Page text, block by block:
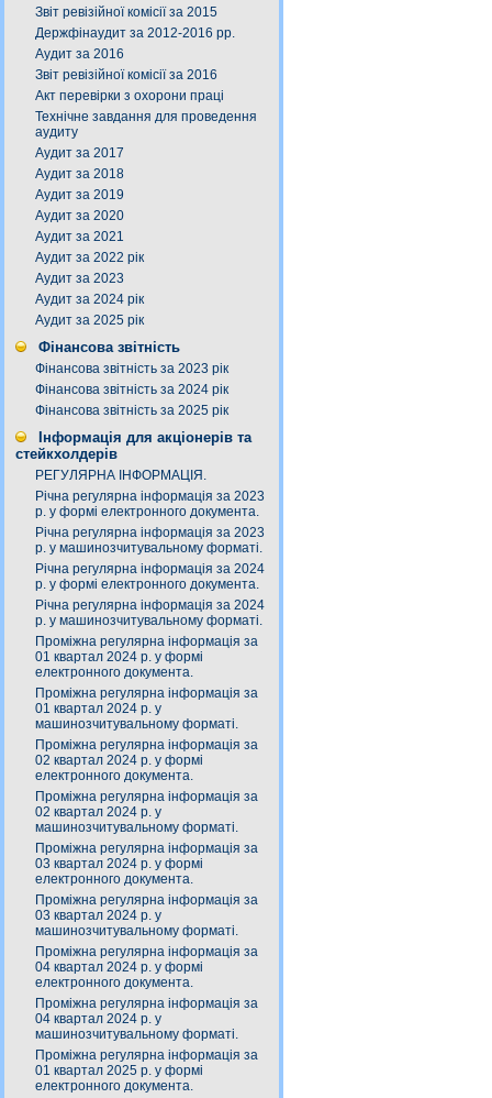
Звіт ревізійної комісії за 2015
Держфінаудит за 2012-2016 рр.
Аудит за 2016
Звіт ревізійної комісії за 2016
Акт перевірки з охорони праці
Технічне завдання для проведення
аудиту
Аудит за 2017
Аудит за 2018
Аудит за 2019
Аудит за 2020
Аудит за 2021
Аудит за 2022 рік
Аудит за 2023
Аудит за 2024 рік
Аудит за 2025 рік
Фінансова звітність
Фінансова звітність за 2023 рік
Фінансова звітність за 2024 рік
Фінансова звітність за 2025 рік
Інформація для акціонерів та
стейкхолдерів
РЕГУЛЯРНА ІНФОРМАЦІЯ.
Річна регулярна інформація за 2023
р. у формі електронного документа.
Річна регулярна інформація за 2023
р. у машинозчитувальному форматі.
Річна регулярна інформація за 2024
р. у формі електронного документа.
Річна регулярна інформація за 2024
р. у машинозчитувальному форматі.
Проміжна регулярна інформація за
01 квартал 2024 р. у формі
електронного документа.
Проміжна регулярна інформація за
01 квартал 2024 р. у
машинозчитувальному форматі.
Проміжна регулярна інформація за
02 квартал 2024 р. у формі
електронного документа.
Проміжна регулярна інформація за
02 квартал 2024 р. у
машинозчитувальному форматі.
Проміжна регулярна інформація за
03 квартал 2024 р. у формі
електронного документа.
Проміжна регулярна інформація за
03 квартал 2024 р. у
машинозчитувальному форматі.
Проміжна регулярна інформація за
04 квартал 2024 р. у формі
електронного документа.
Проміжна регулярна інформація за
04 квартал 2024 р. у
машинозчитувальному форматі.
Проміжна регулярна інформація за
01 квартал 2025 р. у формі
електронного документа.